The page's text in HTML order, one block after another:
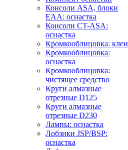
Консоли ASA, блоки
EAA: оснастка
Консоли CT-ASA:
оснастка
Кромкооблицовка: клеи
Кромкооблицовка:
оснастка
Кромкооблицовка:
чистящее средство
Круги алмазные
отрезные D125
Круги алмазные
отрезные D230
Лампы: оснастка
Лобзики JSP/BSP:
оснастка